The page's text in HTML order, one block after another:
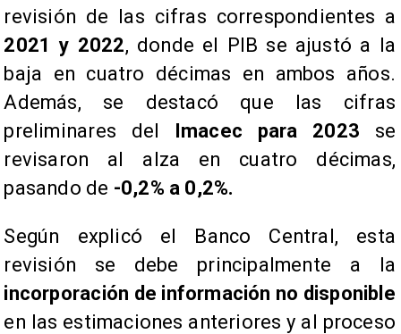
revisión de las cifras correspondientes a
2021 y 2022, donde el PIB se ajustó a la
baja en cuatro décimas en ambos años.
Además, se destacó que las cifras
preliminares del Imacec para 2023 se
revisaron al alza en cuatro décimas,
pasando de -0,2% a 0,2%.
​Según explicó el Banco Central, esta
revisión se debe principalmente a la
incorporación de información no disponible
en las estimaciones anteriores y al proceso